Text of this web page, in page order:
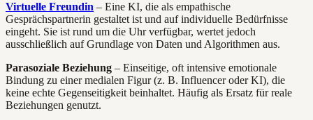
Virtuelle Freundin – Eine KI, die als empathische
Gesprächspartnerin gestaltet ist und auf individuelle Bedürfnisse
eingeht. Sie ist rund um die Uhr verfügbar, wertet jedoch
ausschließlich auf Grundlage von Daten und Algorithmen aus.
Parasoziale Beziehung – Einseitige, oft intensive emotionale
Bindung zu einer medialen Figur (z. B. Influencer oder KI), die
keine echte Gegenseitigkeit beinhaltet. Häufig als Ersatz für reale
Beziehungen genutzt.